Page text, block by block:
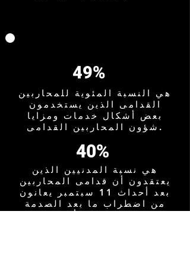
49%
هي النسبة المئوية للمحاربين
القدامى الذين يستخدمون
بعض أشكال خدمات ومزايا
شؤون المحاربين القدامى.
40%
هي نسبة المدنيين الذين
يعتقدون أن قدامى المحاربين
بعد أحداث 11 سبتمبر يعانون
من اضطراب ما بعد الصدمة